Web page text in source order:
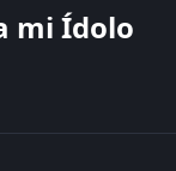
mi Ídolo